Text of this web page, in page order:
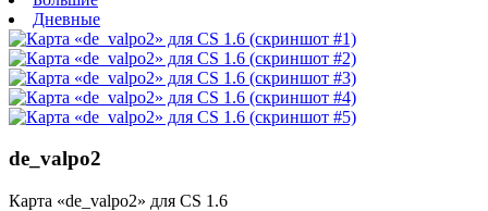
Дневные
de_valpo2
Карта «de_valpo2» для CS 1.6